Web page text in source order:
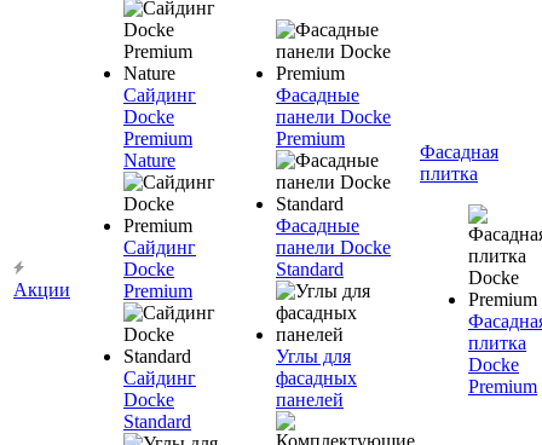
Акции
Сайдинг
Docke
Premium
Nature
Сайдинг
Docke
Premium
Сайдинг
Docke
Standard
Фасадные
панели Docke
Premium
Фасадные
панели Docke
Standard
Углы для
фасадных
панелей
Фасадная
плитка
плитка
Docke
Premium